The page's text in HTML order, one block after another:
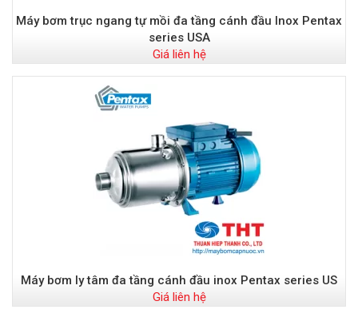
Máy bơm trục ngang tự mồi đa tầng cánh đầu Inox Pentax
series USA
Giá liên hệ
Máy bơm ly tâm đa tầng cánh đầu inox Pentax series US
Giá liên hệ